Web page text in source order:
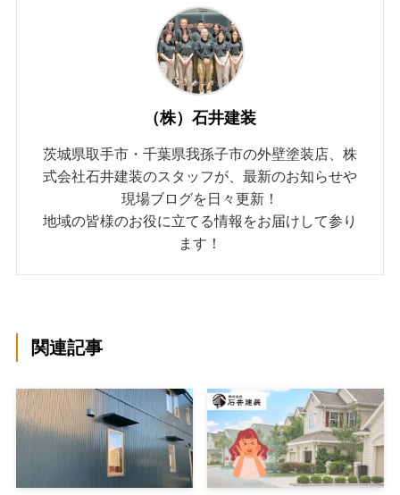
（株）石井建装
茨城県取手市・千葉県我孫子市の外壁塗装店、株
式会社石井建装のスタッフが、最新のお知らせや
現場ブログを日々更新！
地域の皆様のお役に立てる情報をお届けして参り
ます！
関連記事